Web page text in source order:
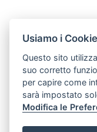
Usiamo i Cookie
Questo sito
suo corretto
per capire come
sarà impostato
Modifica le